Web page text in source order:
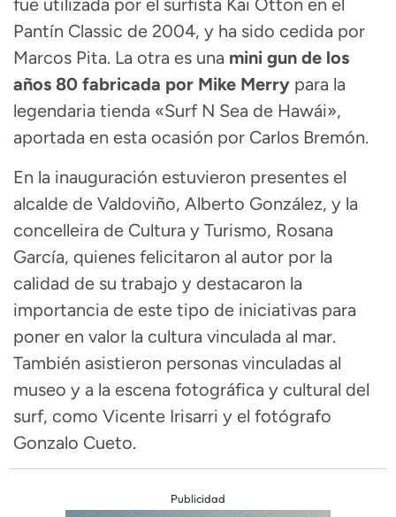
fue utilizada por el surfista Kai Otton en el
Pantín Classic de 2004, y ha sido cedida por
Marcos Pita. La otra es una mini gun de los
años 80 fabricada por Mike Merry para la
legendaria tienda «Surf N Sea de Hawái»,
aportada en esta ocasión por Carlos Bremón.
En la inauguración estuvieron presentes el
alcalde de Valdoviño, Alberto González, y la
concelleira de Cultura y Turismo, Rosana
García, quienes felicitaron al autor por la
calidad de su trabajo y destacaron la
importancia de este tipo de iniciativas para
poner en valor la cultura vinculada al mar.
También asistieron personas vinculadas al
museo y a la escena fotográfica y cultural del
surf, como Vicente Irisarri y el fotógrafo
Gonzalo Cueto.
Publicidad